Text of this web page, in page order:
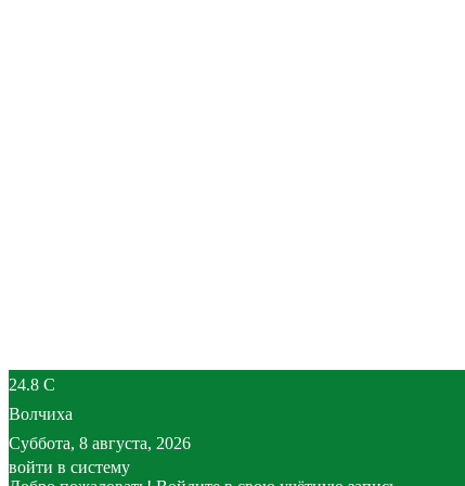
24.8 C
Волчиха
Суббота, 8 августа, 2026
войти в систему